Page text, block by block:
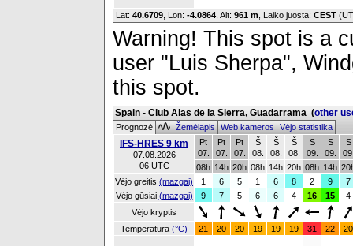
Lat: 40.6709 , Lon: -4.0864 Alt: 961 m , Laiko juosta: CEST
Warning! This spot is a
user "Luis Sherpa",
this spot.
Spain - Club Alas de la Sierra, Guadarrama (other
Prognozė ŽemėlapisWeb kamerosVėjo statistika
IFS-HRES 9 km
07.08.2026
06 UTC
Pt
07.
Pt
07.
Pt
07.
Š
08.
Š
08.
Š
08.
S
09.
S
09.
S
08h 14h 20h 08h 14h 20h 08h 14h
Vėjo greitis (mazgai) 1 6 5 1 6 8 2 9
7
Vėjo gūsiai (mazgai) 9 7 5 6 6 4 16 15
4
Vėjo kryptis
Temperatūra (°C) 21 20 20 19 19 19 31 22 20